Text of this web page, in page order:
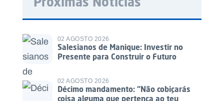
02 AGOSTO 2026
Salesianos de Manique: Investir no
Presente para Construir o Futuro
02 AGOSTO 2026
Décimo mandamento: “Não cobiçarás
coisa alguma que pertença ao teu